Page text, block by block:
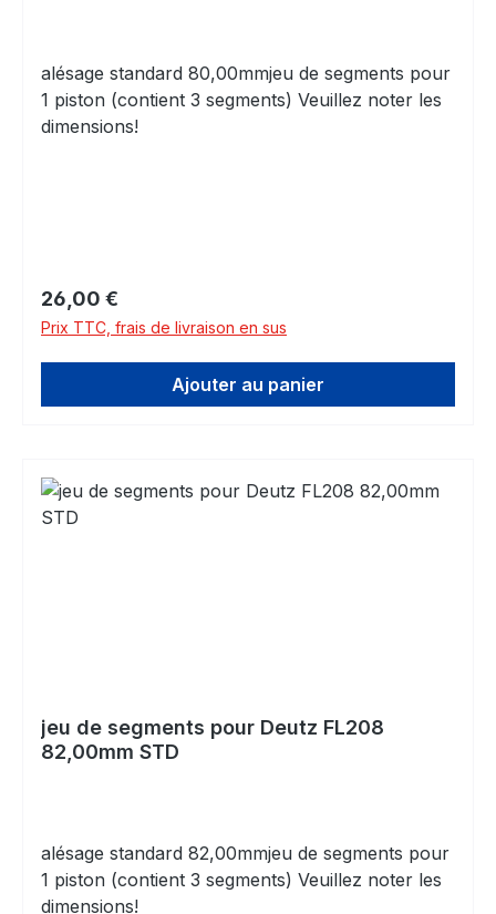
alésage standard 80,00mmjeu de segments pour
1 piston (contient 3 segments) Veuillez noter les
dimensions!
Prix régulier :
26,00 €
Prix TTC, frais de livraison en sus
Ajouter au panier
jeu de segments pour Deutz FL208
82,00mm STD
alésage standard 82,00mmjeu de segments pour
1 piston (contient 3 segments) Veuillez noter les
dimensions!